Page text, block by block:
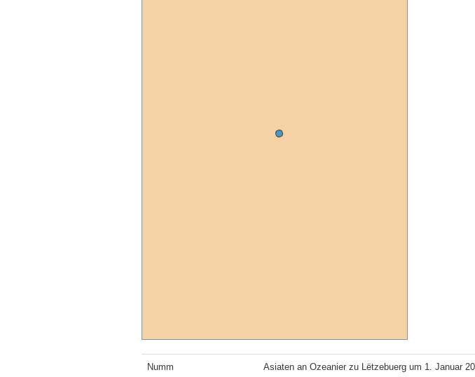
Numm Asiaten an Ozeanier zu Lëtzebuerg um 1. Januar